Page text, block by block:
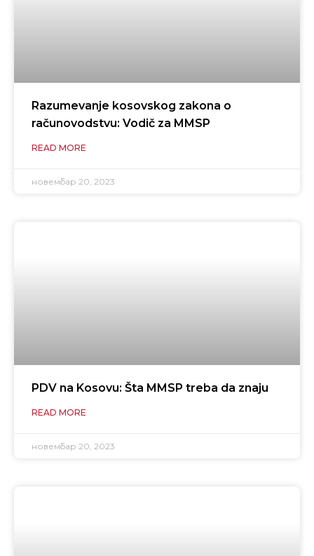
Razumevanje kosovskog zakona o
računovodstvu: Vodič za MMSP
READ MORE
новембар 20, 2023
PDV na Kosovu: Šta MMSP treba da znaju
READ MORE
новембар 20, 2023